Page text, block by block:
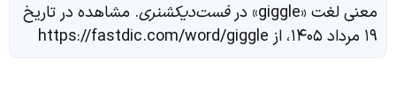
معنی لغت «giggle» در فست‌دیکشنری. مشاهده در تاریخ
۱۹ مرداد ۱۴۰۵، از https://fastdic.com/word/giggle